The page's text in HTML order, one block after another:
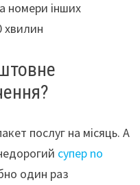
номери інших
хвилин
послуг на місяць. А
супер no
один раз